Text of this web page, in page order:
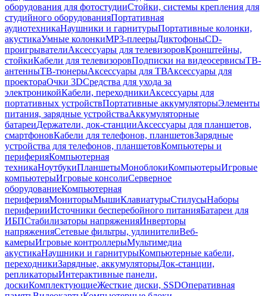
оборудования для фотостудииСтойки, системы крепления для
студийного оборудованияПортативная
аудиотехникаНаушники и гарнитурыПортативные колонки,
акустикаУмные колонкиMP3-плеерыДиктофоныCD-
проигрывателиАксессуары для телевизоровКронштейны,
стойкиКабели для телевизоровПодписки на видеосервисыТВ-
антенныТВ-тюнерыАксессуары для ТВАксессуары для
проектораОчки 3DСредства для ухода за
электроникойКабели, переходникиАксессуары для
портативных устройствПортативные аккумуляторыЭлементы
питания, зарядные устройстваАккумуляторные
батареиДержатели, док-станцииАксессуары для планшетов,
смартфоновКабели для телефонов, планшетовЗарядные
устройства для телефонов, планшетовКомпьютеры и
периферияКомпьютерная
техникаНоутбукиПланшетыМоноблокиКомпьютерыИгровые
компьютерыИгровые консолиСерверное
оборудованиеКомпьютерная
периферияМониторыМышиКлавиатурыСтилусыНаборы
периферииИсточники бесперебойного питанияБатареи для
ИБПСтабилизаторы напряженияИнверторы
напряженияСетевые фильтры, удлинителиВеб-
камерыИгровые контроллерыМультимедиа
акустикаНаушники и гарнитурыКомпьютерные кабели,
переходникиЗарядные, аккумуляторыДок-станции,
репликаторыИнтерактивные панели,
доскиКомплектующиеЖесткие диски, SSDОперативная